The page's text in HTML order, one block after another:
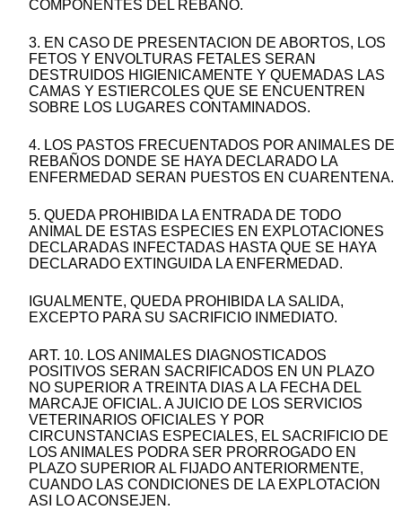
COMPONENTES DEL REBAÑO.
3. EN CASO DE PRESENTACION DE ABORTOS, LOS
FETOS Y ENVOLTURAS FETALES SERAN
DESTRUIDOS HIGIENICAMENTE Y QUEMADAS LAS
CAMAS Y ESTIERCOLES QUE SE ENCUENTREN
SOBRE LOS LUGARES CONTAMINADOS.
4. LOS PASTOS FRECUENTADOS POR ANIMALES DE
REBAÑOS DONDE SE HAYA DECLARADO LA
ENFERMEDAD SERAN PUESTOS EN CUARENTENA.
5. QUEDA PROHIBIDA LA ENTRADA DE TODO
ANIMAL DE ESTAS ESPECIES EN EXPLOTACIONES
DECLARADAS INFECTADAS HASTA QUE SE HAYA
DECLARADO EXTINGUIDA LA ENFERMEDAD.
IGUALMENTE, QUEDA PROHIBIDA LA SALIDA,
EXCEPTO PARA SU SACRIFICIO INMEDIATO.
ART. 10. LOS ANIMALES DIAGNOSTICADOS
POSITIVOS SERAN SACRIFICADOS EN UN PLAZO
NO SUPERIOR A TREINTA DIAS A LA FECHA DEL
MARCAJE OFICIAL. A JUICIO DE LOS SERVICIOS
VETERINARIOS OFICIALES Y POR
CIRCUNSTANCIAS ESPECIALES, EL SACRIFICIO DE
LOS ANIMALES PODRA SER PRORROGADO EN
PLAZO SUPERIOR AL FIJADO ANTERIORMENTE,
CUANDO LAS CONDICIONES DE LA EXPLOTACION
ASI LO ACONSEJEN.